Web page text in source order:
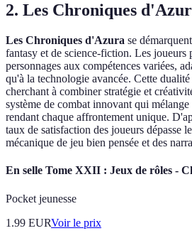
2. Les Chroniques
Les Chroniques d'Azura se
fantasy et de science-fiction. Les joueurs
personnages aux compétences variées,
qu'à la technologie avancée. Cette
cherchant à combiner stratégie et
système de combat innovant qui mélange
rendant chaque affrontement unique.
taux de satisfaction des joueurs dépasse
mécanique de jeu bien pensée et des
En selle Tome XXII : Jeux de rôles -
Pocket jeunesse
1.99 EURVoir le prix